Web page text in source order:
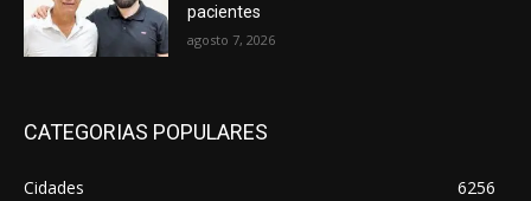
pacientes
agosto 7, 2026
CATEGORIAS POPULARES
Cidades
6256